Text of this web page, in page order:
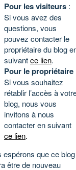
Pour les visiteurs :
Si vous avez des
questions, vous
pouvez contacter le
propriétaire du blog
suivantce lien.
Pour le propriétaire
Si vous souhaitez
rétablir l’accès à
blog, nous vous
invitons à nous
contacter en suivant
ce lien.
espérons que ce blog
être de nouveau